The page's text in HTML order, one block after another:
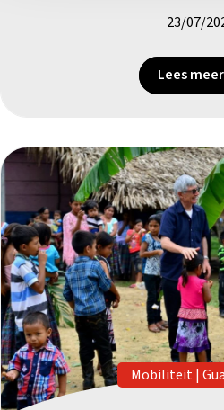
23/07/
Lees meer
Mobiliteit|